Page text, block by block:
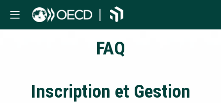
FAQ
Inscription et Gestion